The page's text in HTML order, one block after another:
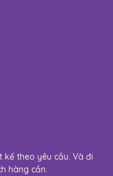
kế theo yêu cầu. Và đi
hàng cần.